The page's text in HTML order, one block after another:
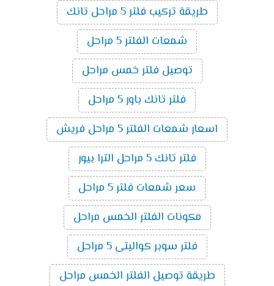
طريقة تركيب فلتر 5 مراحل تانك
شمعات الفلتر 5 مراحل
توصيل فلتر خمس مراحل
فلتر تانك باور 5 مراحل
اسعار شمعات الفلتر 5 مراحل فريش
فلتر تانك 5 مراحل الترا بيور
سعر شمعات فلتر 5 مراحل
مكونات الفلتر الخمس مراحل
فلتر سوبر كواليتى 5 مراحل
طريقة توصيل الفلتر الخمس مراحل